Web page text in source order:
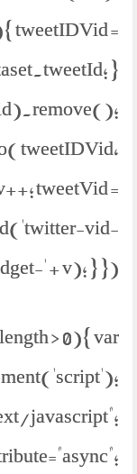
tweetIDVid =
}
tweetIDVid,
tweetVid =
vid-
' + v); } }); }
> 0){ var
javascript";